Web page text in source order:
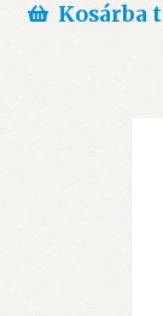
Kosárba